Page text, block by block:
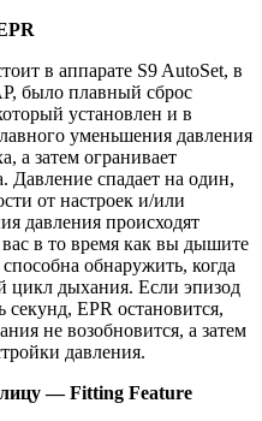
в аппарате S9 AutoSet, в
было плавный сброс
установлен и в
уменьшения давления
а затем огранивает
Давление спадает на один,
от настроек и/или
давления происходят
в то время как вы дышите
обнаружить, когда
цикл дыхания. Если эпизод
секунд, EPR остановится,
не возобновится, а затем
давления.
— Fitting Feature